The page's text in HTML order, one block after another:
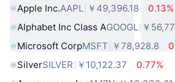
Apple Inc.AAPL ￥49,396.18
0.13%
Alphabet Inc Class AGOOGL ￥
Microsoft CorpMSFT ￥78,928.8
SilverSILVER ￥10,122.37
0.77%